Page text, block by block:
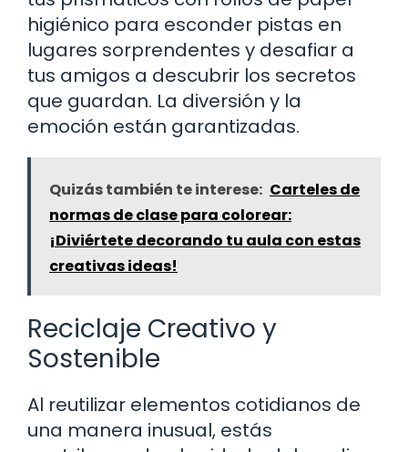
higiénico para esconder pistas en
lugares sorprendentes y desafiar a
tus amigos a descubrir los secretos
que guardan. La diversión y la
emoción están garantizadas.
Quizás también te interese: Carteles de
normas de clase para colorear:
¡Diviértete decorando tu aula con estas
creativas ideas!
Reciclaje Creativo y
Sostenible
Al reutilizar elementos cotidianos de
una manera inusual, estás